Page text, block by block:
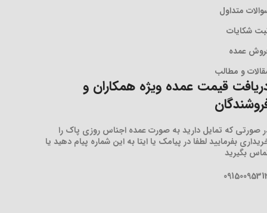
متداول
شکایات
عمده
و مطالب
قیمت عمده ویژه همکاران و
صورتی که تمایل دارید به صورت عمده اجناس روزی پاک را
بفرمایید لطفا در پیامک یا ایتا به این شماره پیام دهید یا
بگیرید